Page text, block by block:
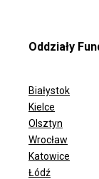
Oddziały
Białystok
Kielce
Olsztyn
Wrocław
Katowice
Łódź